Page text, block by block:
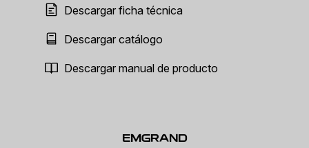
Descargar ficha técnica
Descargar catálogo
Descargar manual de producto
EMGRAND